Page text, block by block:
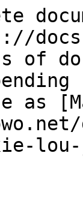
of
as